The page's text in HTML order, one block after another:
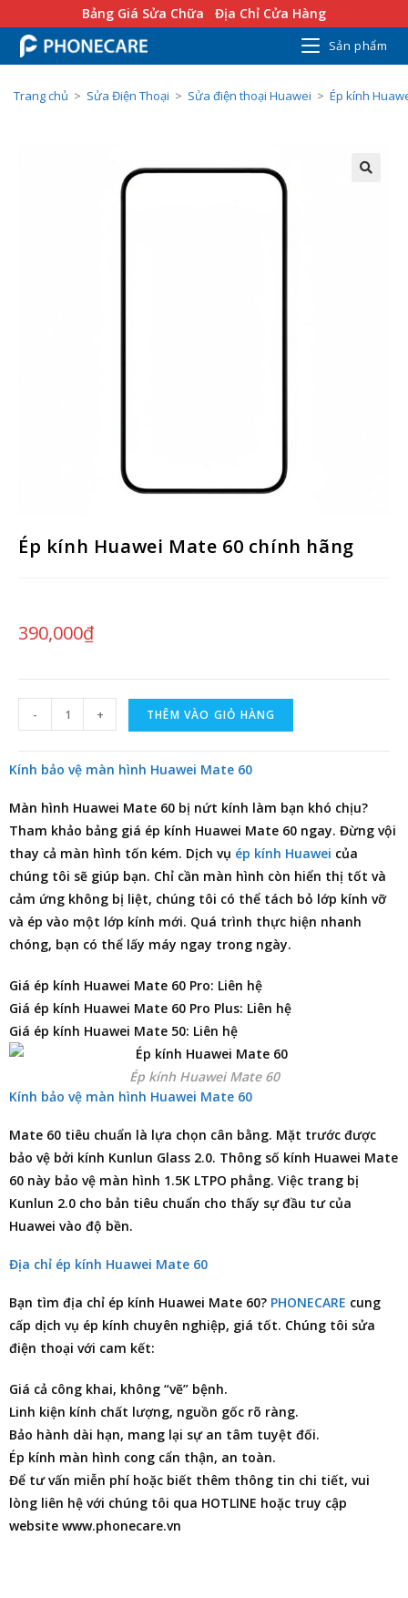
Bảng Giá Sửa Chữa Địa Chỉ Cửa Hàng
Sản phẩm
Trang chủ > Sửa Điện Thoại > Sửa điện thoại Huawei > Ép kính
Ép kính Huawei Mate 60 chính hãng
390,000₫
- + THÊM VÀO GIỎ HÀNG
Kính bảo vệ màn hình Huawei Mate 60
Màn hình Huawei Mate 60 bị nứt kính làm bạn khó chịu?
Tham khảo bảng giá ép kính Huawei Mate 60 ngay. Đừng vội
thay cả màn hình tốn kém. Dịch vụ ép kính Huawei của
chúng tôi sẽ giúp bạn. Chỉ cần màn hình còn hiển thị tốt và
cảm ứng không bị liệt, chúng tôi có thể tách bỏ lớp kính vỡ
và ép vào một lớp kính mới. Quá trình thực hiện nhanh
chóng, bạn có thể lấy máy ngay trong ngày.
Giá ép kính Huawei Mate 60 Pro: Liên hệ
Giá ép kính Huawei Mate 60 Pro Plus: Liên hệ
Giá ép kính Huawei Mate 50: Liên hệ
Ép kính Huawei Mate 60
Kính bảo vệ màn hình Huawei Mate 60
Mate 60 tiêu chuẩn là lựa chọn cân bằng. Mặt trước được
bảo vệ bởi kính Kunlun Glass 2.0. Thông số kính Huawei Mate
60 này bảo vệ màn hình 1.5K LTPO phẳng. Việc trang bị
Kunlun 2.0 cho bản tiêu chuẩn cho thấy sự đầu tư của
Huawei vào độ bền.
Địa chỉ ép kính Huawei Mate 60
Bạn tìm địa chỉ ép kính Huawei Mate 60? PHONECARE cung
cấp dịch vụ ép kính chuyên nghiệp, giá tốt. Chúng tôi sửa
điện thoại với cam kết:
Giá cả công khai, không “vẽ” bệnh.
Linh kiện kính chất lượng, nguồn gốc rõ ràng.
Bảo hành dài hạn, mang lại sự an tâm tuyệt đối.
Ép kính màn hình cong cẩn thận, an toàn.
Để tư vấn miễn phí hoặc biết thêm thông tin chi tiết, vui
lòng liên hệ với chúng tôi qua HOTLINE hoặc truy cập
website www.phonecare.vn